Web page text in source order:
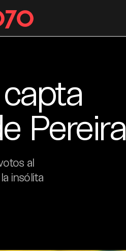
Pereira
al
insólita